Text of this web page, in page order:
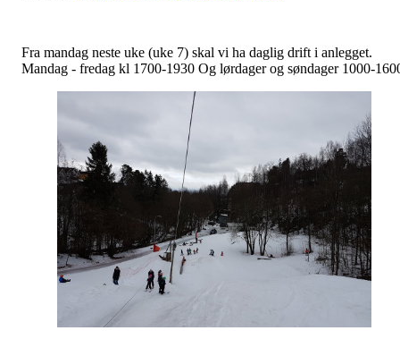
Fra mandag neste uke (uke 7) skal vi ha daglig drift i anlegget.
Mandag - fredag kl 1700-1930 Og lørdager og søndager 1000-